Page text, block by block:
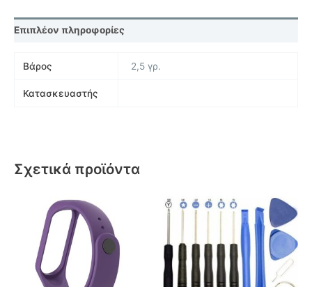
Επιπλέον πληροφορίες
Βάρος 2,5 γρ.
Κατασκευαστής
Σχετικά προϊόντα